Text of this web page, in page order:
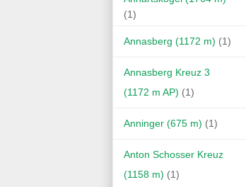
(1)
Annasberg (1172 m) (1)
Annasberg Kreuz 3
(1172 m AP) (1)
Anninger (675 m) (1)
Anton Schosser Kreuz
(1158 m) (1)